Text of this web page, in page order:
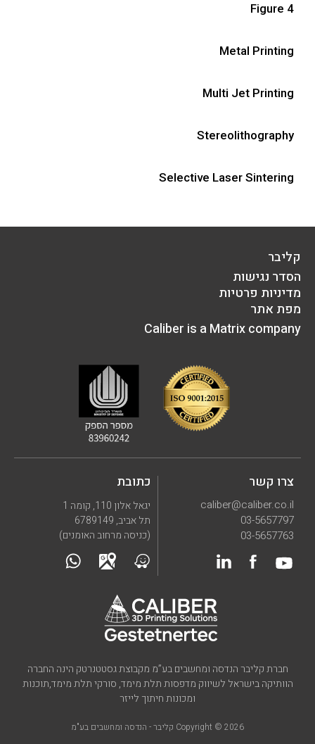
Figure 4
Metal Printing
Multi Jet Printing
Stereolithography
Selective Laser Sintering
חברת קליבר הנדסה ומחשבים בע”מ מקבוצת גסטטנרטק הינה החברה
הוותיקה בישראל לשיווק מדפסות תלת מימד, סורקי תלת מימד,תוכנות
ומכונות חיתוך לייזר
Copyright © 2026 קליבר - הנדסה ומחשבים בע"מ
כתובת
יגאל אלון 110, קומה 1
תל אביב, 6789149
(כניסה מרחוב האומנים)
צרו קשר
caliber@caliber.co.il
03-5657797
03-5657763
קליבר
הסדר נגישות
מדיניות פרטיות
מפת אתר
Caliber is a Matrix company